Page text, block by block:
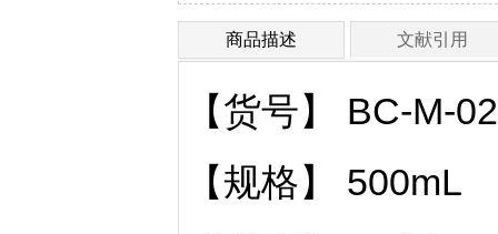
商品描述 文献引用
【货号】 BC-M-
【规格】 500mL